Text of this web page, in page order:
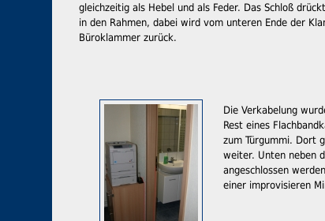
gleichzeitig als Hebel und als Feder. Das Schloß
in den Rahmen, dabei wird vom unteren Ende der
Büroklammer zurück.
Die Verkabelung
Rest eines
zum Türgummi. Dort
weiter. Unten neben
angeschlossen
einer improvisieren